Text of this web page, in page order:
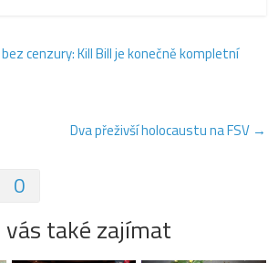
cenzury: Kill Bill je konečně kompletní
Dva přeživší holocaustu na FSV →
0
vás také zajímat